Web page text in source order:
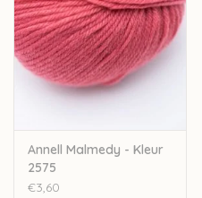
Annell Malmedy - Kleur
2575
€3,60